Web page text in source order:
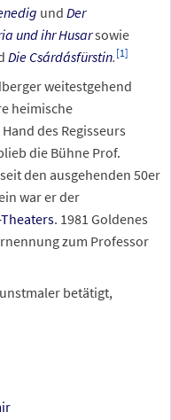
und Der
und ihr Husarsowie
Die Csárdásfürstin. [1]
weitestgehend
heimische
des Regisseurs
die Bühne Prof.
den ausgehenden 50er
war er der
. 1981 Goldenes
zum Professor
betätigt,